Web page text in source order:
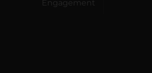
Engagement